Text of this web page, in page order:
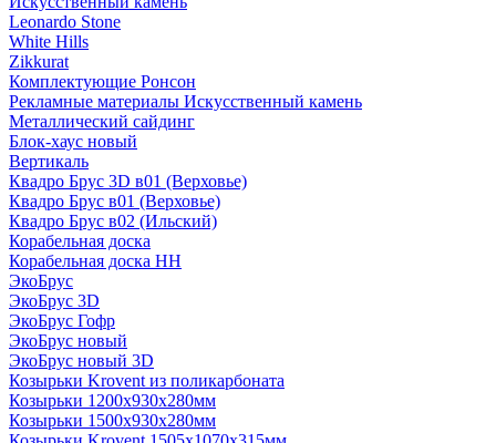
Leonardo Stone
White Hills
Zikkurat
Комплектующие Ронсон
Рекламные материалы Искусственный камень
Металлический сайдинг
Блок-хаус новый
Вертикаль
Квадро Брус 3D в01 (Верховье)
Квадро Брус в01 (Верховье)
Квадро Брус в02 (Ильский)
Корабельная доска
Корабельная доска НН
ЭкоБрус
ЭкоБрус 3D
ЭкоБрус Гофр
ЭкоБрус новый
ЭкоБрус новый 3D
Козырьки Krovent из поликарбоната
Козырьки 1200х930х280мм
Козырьки 1500х930х280мм